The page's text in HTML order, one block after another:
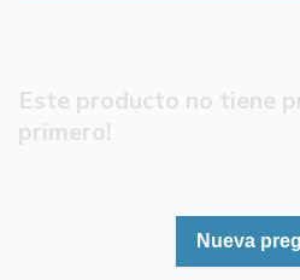
Este producto no tiene
primero!
Nueva